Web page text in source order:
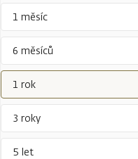
1 měsíc
6 měsíců
1 rok
3 roky
5 let